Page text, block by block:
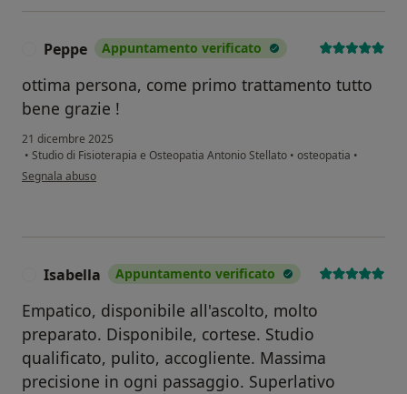
Peppe Appuntamento verificato
ottima persona, come primo trattamento tutto
bene grazie !
21 dicembre 2025
• Studio di Fisioterapia e Osteopatia Antonio Stellato • osteopatia •
secondo l'opinione dell'utente Peppe
Segnala abuso
Isabella Appuntamento verificato
Empatico, disponibile all'ascolto, molto
preparato. Disponibile, cortese. Studio
qualificato, pulito, accogliente. Massima
precisione in ogni passaggio. Superlativo